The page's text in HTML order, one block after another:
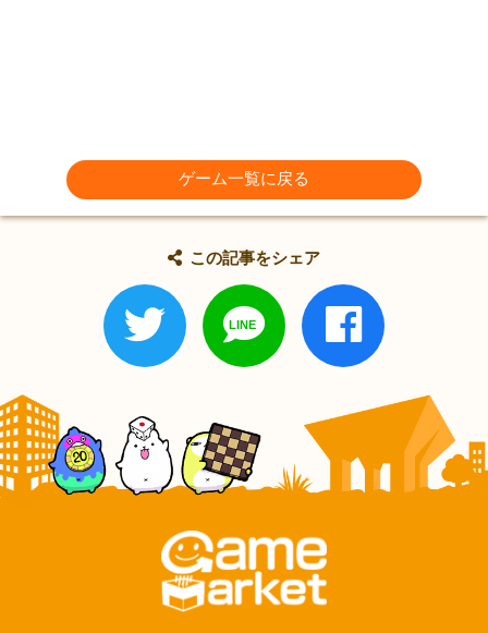
ゲーム一覧に戻る
この記事をシェア